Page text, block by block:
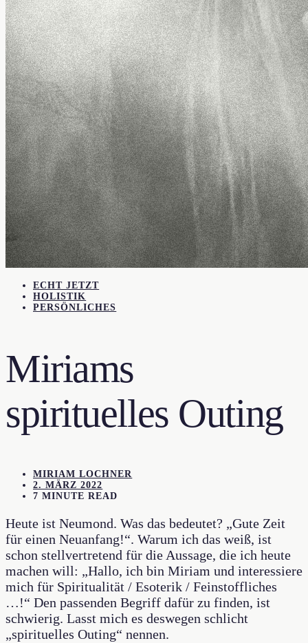
ECHT JETZT
HOLISTIK
PERSÖNLICHES
Miriams
spirituelles Outing
MIRIAM LOCHNER
2. MÄRZ 2022
7 MINUTE READ
Heute ist Neumond. Was das bedeutet? „Gute Zeit
für einen Neuanfang!“. Warum ich das weiß, ist
schon stellvertretend für die Aussage, die ich heute
machen will: „Hallo, ich bin Miriam und interessiere
mich für Spiritualität / Esoterik / Feinstoffliches
…!“ Den passenden Begriff dafür zu finden, ist
schwierig. Lasst mich es deswegen schlicht
„spirituelles Outing“ nennen.